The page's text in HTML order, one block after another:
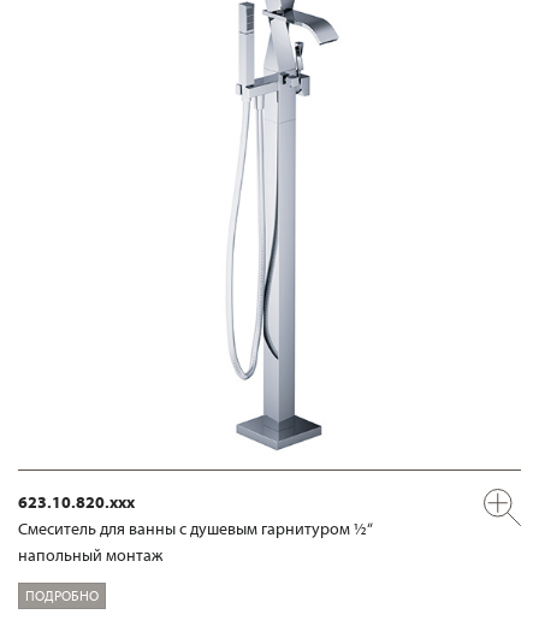
623.10.820.xxx
Смеситель для ванны с душевым гарнитуром ½“
напольный монтаж
ПОДРОБНО